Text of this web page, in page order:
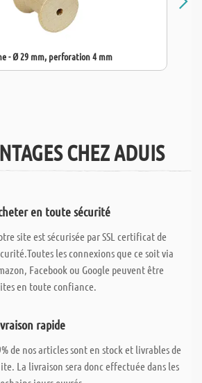
- Ø 29 mm, perforation 4 mm
CHEZ ADUIS
en toute sécurité
site est sécurisée par SSL certificat de
les connexions que ce soit via
Facebook ou Google peuvent être
en toute confiance.
rapide
de nos articles sont en stock et livrables de
La livraison sera donc effectuée dans les